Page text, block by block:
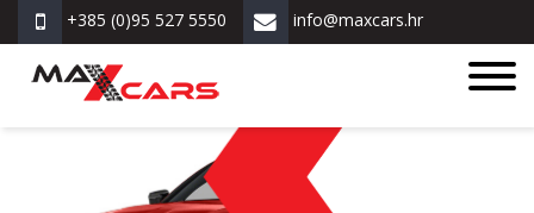
+385 (0)95 527 5550 info@maxcars.hr